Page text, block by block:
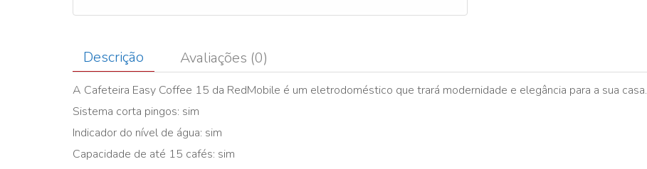
Descrição Avaliações (0)
A Cafeteira Easy Coffee 15 da RedMobile é um eletrodoméstico que trará modernidade e elegância para a sua casa.
Sistema corta pingos: sim
Indicador do nível de água: sim
Capacidade de até 15 cafés: sim